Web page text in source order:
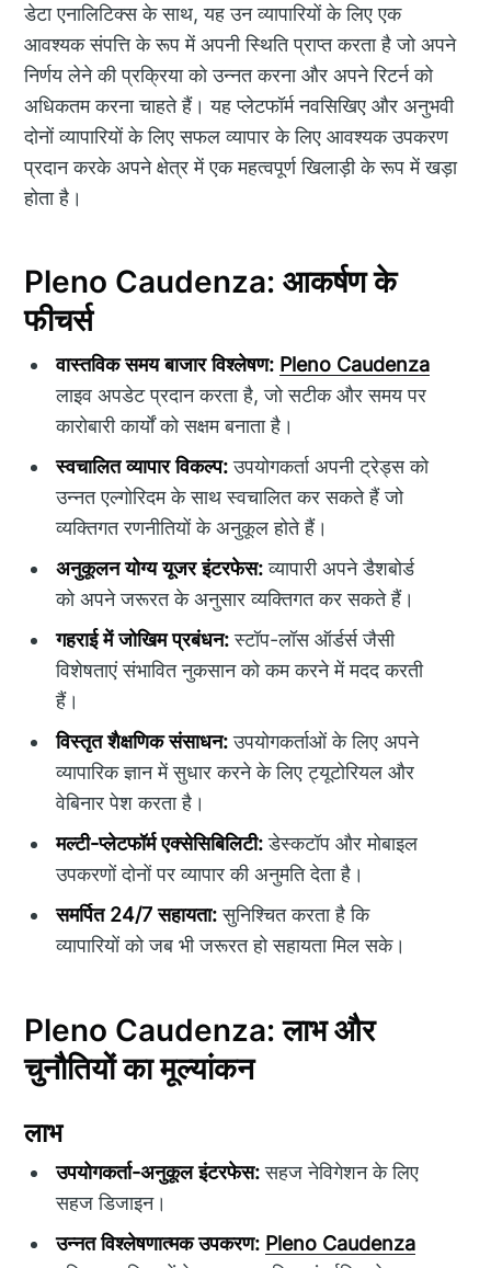
डेटा एनालिटिक्स के साथ, यह उन व्यापारियों के लिए एक
आवश्यक संपत्ति के रूप में अपनी स्थिति प्राप्त करता है जो अपने
निर्णय लेने की प्रक्रिया को उन्नत करना और अपने रिटर्न को
अधिकतम करना चाहते हैं। यह प्लेटफॉर्म नवसिखिए और अनुभवी
दोनों व्यापारियों के लिए सफल व्यापार के लिए आवश्यक उपकरण
प्रदान करके अपने क्षेत्र में एक महत्वपूर्ण खिलाड़ी के रूप में खड़ा
होता है।
Pleno Caudenza: आकर्षण के
फीचर्स
वास्तविक समय बाजार विश्लेषण: Pleno Caudenza
लाइव अपडेट प्रदान करता है, जो सटीक और समय पर
कारोबारी कार्यों को सक्षम बनाता है।
स्वचालित व्यापार विकल्प:उपयोगकर्ता अपनी ट्रेड्स को
उन्नत एल्गोरिदम के साथ स्वचालित कर सकते हैं जो
व्यक्तिगत रणनीतियों के अनुकूल होते हैं।
अनुकूलन योग्य यूजर इंटरफेस:व्यापारी अपने डैशबोर्ड
को अपने जरूरत के अनुसार व्यक्तिगत कर सकते हैं।
गहराई में जोखिम प्रबंधन:स्टॉप-लॉस ऑर्डर्स जैसी
विशेषताएं संभावित नुकसान को कम करने में मदद करती
हैं।
विस्तृत शैक्षणिक संसाधन:उपयोगकर्ताओं के लिए अपने
व्यापारिक ज्ञान में सुधार करने के लिए ट्यूटोरियल और
वेबिनार पेश करता है।
मल्टी-प्लेटफॉर्म एक्सेसिबिलिटी:डेस्कटॉप और मोबाइल
उपकरणों दोनों पर व्यापार की अनुमति देता है।
समर्पित 24/7 सहायता:सुनिश्चित करता है कि
व्यापारियों को जब भी जरूरत हो सहायता मिल सके।
Pleno Caudenza: लाभ और
चुनौतियों का मूल्यांकन
लाभ
उपयोगकर्ता-अनुकूल इंटरफेस:सहज नेविगेशन के लिए
सहज डिजाइन।
उन्नत विश्लेषणात्मक उपकरण: Pleno Caudenza